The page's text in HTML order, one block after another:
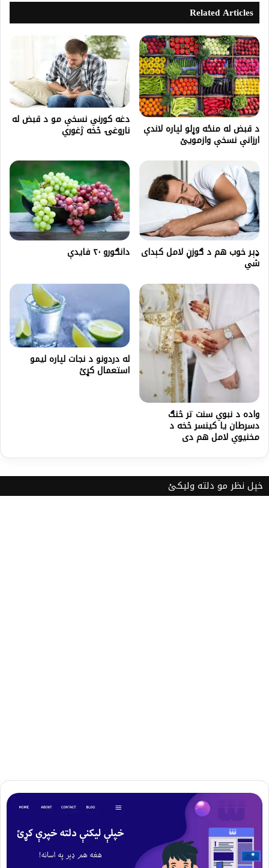
Related Articles
د قبض له منځه وړلو لپاره لاندې
ارزانې نسخې وازمويئ
دغه کورني نسخې مو د قبض له
ناروغۍ څخه ژغوري
ډېر خوب هم د ګوزڼ لامل کېدای
شي
دانګورو ۲۰ فایدې
واده د نبوي سنت تر څنګ
دسرطان یا کینسر څخه د
مخنیوي لامل هم دی
له دردونو د نجات لپاره ليمو
استعمال کړئ
خپل نظر مو دلته ولیکئ